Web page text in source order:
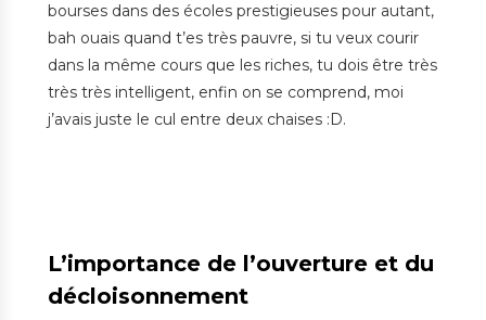
bourses dans des écoles prestigieuses pour autant,
bah ouais quand t’es très pauvre, si tu veux courir
dans la même cours que les riches, tu dois être très
très très intelligent, enfin on se comprend, moi
j’avais juste le cul entre deux chaises :D.
L’importance de l’ouverture et du
décloisonnement